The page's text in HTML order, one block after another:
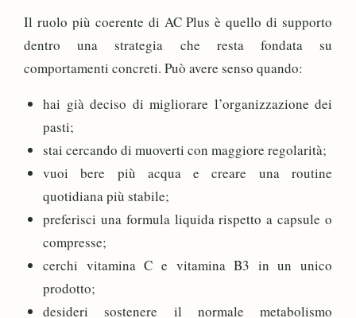
Il ruolo più coerente di AC Plus è quello di supporto
dentro una strategia che resta fondata su
comportamenti concreti. Può avere senso quando:
hai già deciso di migliorare l’organizzazione dei
pasti;
stai cercando di muoverti con maggiore regolarità;
vuoi bere più acqua e creare una routine
quotidiana più stabile;
preferisci una formula liquida rispetto a capsule o
compresse;
cerchi vitamina C e vitamina B3 in un unico
prodotto;
desideri sostenere il normale metabolismo